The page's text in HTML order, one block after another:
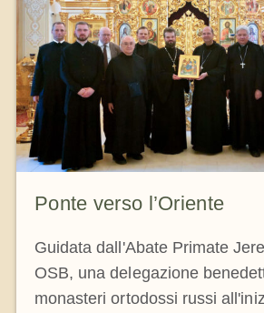
Ponte verso l’Oriente
Guidata dall'Abate Primate
OSB, una delegazione
monasteri ortodossi russi